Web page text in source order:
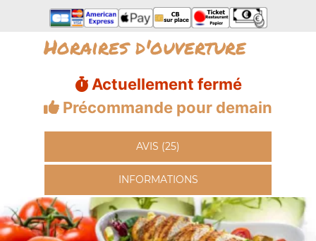
Horaires d'ouverture
Actuellement fermé
Précommande pour demain
AVIS (25)
INFORMATIONS